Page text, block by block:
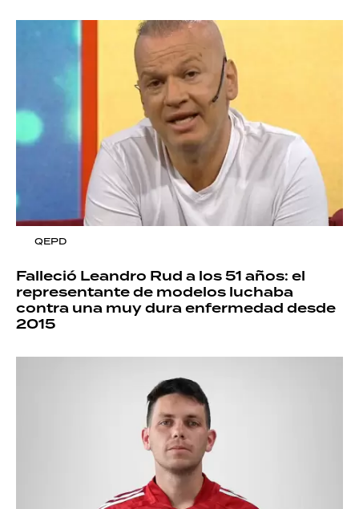
QEPD
Falleció Leandro Rud a los 51 años: el
representante de modelos luchaba
contra una muy dura enfermedad desde
2015